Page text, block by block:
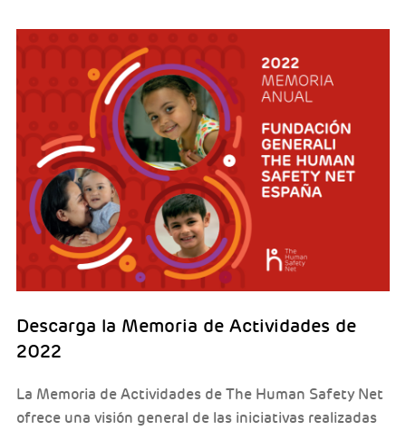
Descarga la Memoria de Actividades de
2022
La Memoria de Actividades de The Human Safety Net
ofrece una visión general de las iniciativas realizadas